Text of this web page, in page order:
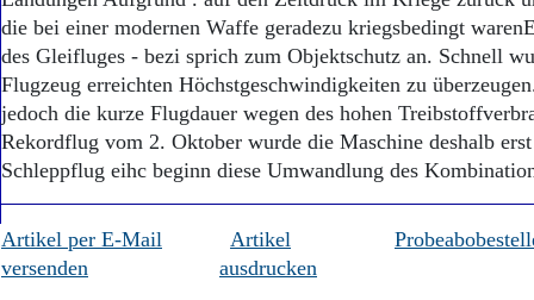
die bei einer modernen Waffe geradezu kriegsbedingt
des Gleifluges - bezi sprich zum Objektschutz an. Schnell
Flugzeug erreichten Höchstgeschwindigkeiten zu
jedoch die kurze Flugdauer wegen des hohen
Rekordflug vom 2. Oktober wurde die Maschine deshalb
Schleppflug eihc beginn diese Umwandlung des
Artikel per E-Mail
versenden
Artikel
ausdrucken